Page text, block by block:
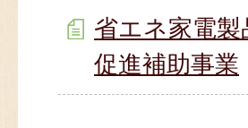
省エネ家電製
促進補助事業